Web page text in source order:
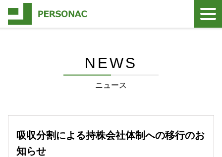
NEWS
ニュース
吸収分割による持株会社体制への移行のお
知らせ